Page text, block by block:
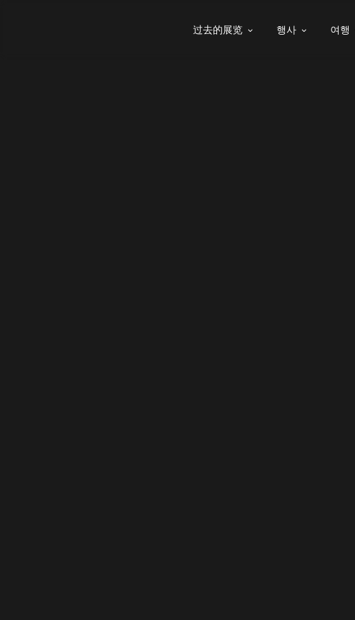
过去的展览  행사  여행